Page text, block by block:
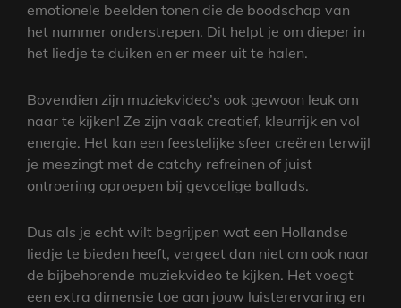
emotionele beelden tonen die de boodschap van
het nummer onderstrepen. Dit helpt je om dieper in
het liedje te duiken en er meer uit te halen.
Bovendien zijn muziekvideo’s ook gewoon leuk om
naar te kijken! Ze zijn vaak creatief, kleurrijk en vol
energie. Het kan een feestelijke sfeer creëren terwijl
je meezingt met de catchy refreinen of juist
ontroering oproepen bij gevoelige ballads.
Dus als je echt wilt begrijpen wat een Hollandse
liedje te bieden heeft, vergeet dan niet om ook naar
de bijbehorende muziekvideo te kijken. Het voegt
een extra dimensie toe aan jouw luisterervaring en